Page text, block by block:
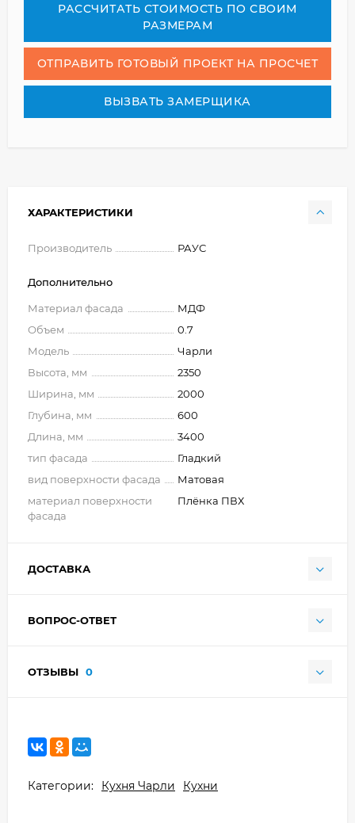
РАСCЧИТАТЬ СТОИМОСТЬ ПО СВОИМ
РАЗМЕРАМ
ОТПРАВИТЬ ГОТОВЫЙ ПРОЕКТ НА ПРОСЧЕТ
ВЫЗВАТЬ ЗАМЕРЩИКА
ХАРАКТЕРИСТИКИ
Производитель РАУС
Дополнительно
Материал фасада
МДФ
Объем
0.7
Модель
Чарли
Высота, мм
2350
Ширина, мм
2000
Глубина, мм
600
Длина, мм
3400
тип фасада
Гладкий
вид поверхности фасада
Матовая
материал поверхности
фасада
Плёнка ПВХ
ДОСТАВКА
ВОПРОС-ОТВЕТ
ОТЗЫВЫ 0
Категории: Кухня Чарли Кухни